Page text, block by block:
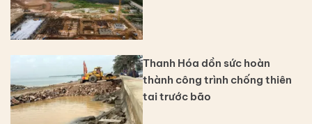
Thanh Hóa dồn sức hoàn
thành công trình chống thiên
tai trước bão